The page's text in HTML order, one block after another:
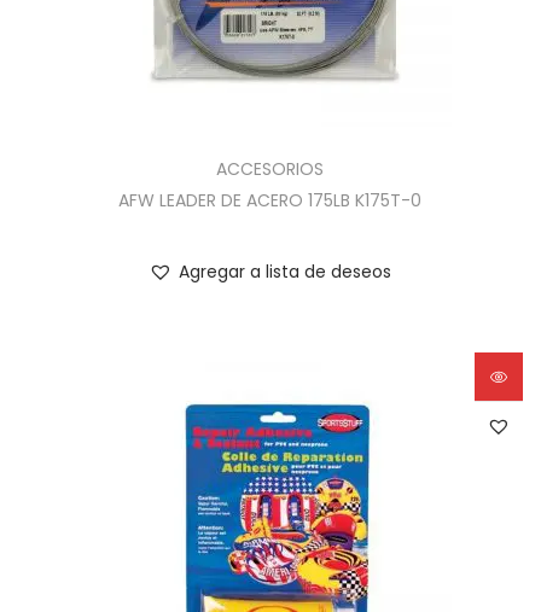
ACCESORIOS
AFW LEADER DE ACERO 175LB K175T-0
Agregar a lista de deseos